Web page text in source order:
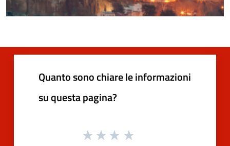
Quanto sono chiare le informazioni
su questa pagina?